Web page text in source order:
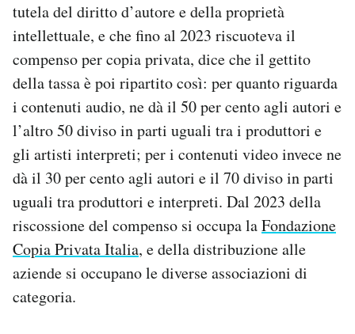
tutela del diritto d’autore e della proprietà
intellettuale, e che fino al 2023 riscuoteva il
compenso per copia privata, dice che il gettito
della tassa è poi ripartito così: per quanto riguarda
i contenuti audio, ne dà il 50 per cento agli autori e
l’altro 50 diviso in parti uguali tra i produttori e
gli artisti interpreti; per i contenuti video invece ne
dà il 30 per cento agli autori e il 70 diviso in parti
uguali tra produttori e interpreti. Dal 2023 della
riscossione del compenso si occupa laFondazione
Copia Privata Italia, e della distribuzione alle
aziende si occupano le diverse associazioni di
categoria.